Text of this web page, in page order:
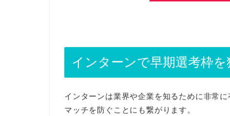
インターンで早期選考枠を
インターンは業界や企業を知るために非常
マッチを防ぐことにも繋がります。